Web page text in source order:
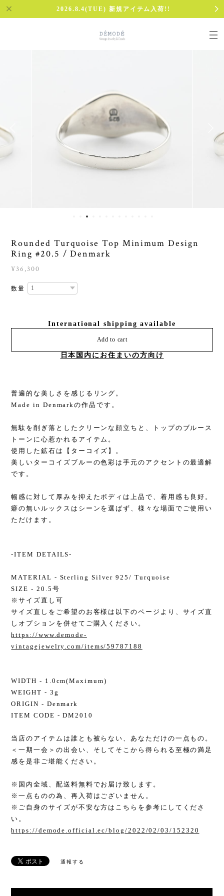
2026.8.4(TUE) 新規アイテム入荷!!
Rounded Turquoise Top Minimum Design
Ring #20.5 / Denmark
¥36,300
数量
International shipping available
Add to cart
日本国内にお住まいの方向け
普遍的な美しさを感じるリング。
Made in Denmarkの作品です。
無駄を削ぎ落としたクリーンな顔立ちと、トップのブルース
トーンに心惹かれるアイテム。
使用した鉱石は【ターコイズ】。
美しいターコイズブルーの色彩は手元のアクセントの最適解
です。
幅感に対して厚みを抑えたボディは上品で、着用感も良好。
癖の無いルックスはシーンを選ばず、様々な場面でご使用い
ただけます。
-ITEM DETAILS-
MATERIAL - Sterling Silver 925/ Turquoise
SIZE - 20.5号
※サイズ直し可
サイズ直しをご希望のお客様は以下のページより、サイズ直
しオプションを併せてご購入ください。
https://www.demode-
vintagejewelry.com/items/59787188
WIDTH - 1.0cm(Maximum)
WEIGHT - 3g
ORIGIN - Denmark
ITEM CODE - DM2010
当店のアイテムは誰とも被らない、あなただけの一点もの。
＜一期一会＞の出会い、そしてそこから得られる至極の満足
感を是非ご堪能ください。
※国内全域、配送料無料でお届け致します。
※一点ものの為、再入荷はございません。
※ご自身のサイズが不安な方はこちらを参考にしてくださ
い。
https://demode.official.ec/blog/2022/02/03/152320
通報する